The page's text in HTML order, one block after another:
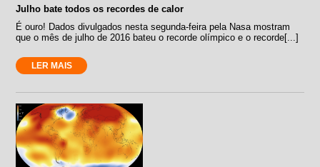
Julho bate todos os recordes de calor
É ouro! Dados divulgados nesta segunda-feira pela Nasa mostram
que o mês de julho de 2016 bateu o recorde olímpico e o recorde[...]
LER MAIS